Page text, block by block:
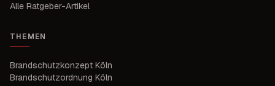
Alle Ratgeber-Artikel
THEMEN
Brandschutzkonzept Köln
Brandschutzordnung Köln